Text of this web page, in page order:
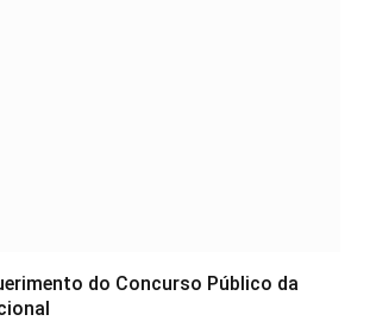
do Concurso Público da